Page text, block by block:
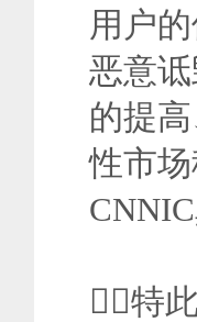
用户
恶意
的提
性市
特